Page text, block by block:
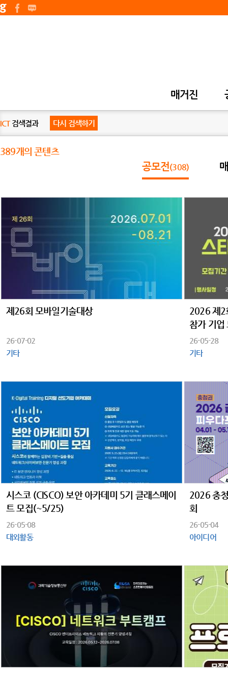
매거진
ICT검색결과 다시 검색하기
389개의 콘텐츠
공모전(308)
제26회 모바일기술대상
26-07-02
기타
2026 제2
참가 기업
26-05-28
기타
시스코 (CISCO) 보안 아카데미 5기 클래스메이
트 모집(~5/25)
26-05-08
대외활동
2026 충
회
26-05-04
아이디어